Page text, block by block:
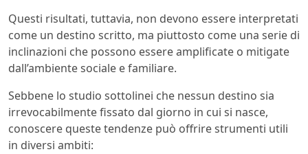
Questi risultati, tuttavia, non devono essere interpretati
come un destino scritto, ma piuttosto come una serie di
inclinazioni che possono essere amplificate o mitigate
dall’ambiente sociale e familiare.
Sebbene lo studio sottolinei che nessun destino sia
irrevocabilmente fissato dal giorno in cui si nasce,
conoscere queste tendenze può offrire strumenti utili
in diversi ambiti: